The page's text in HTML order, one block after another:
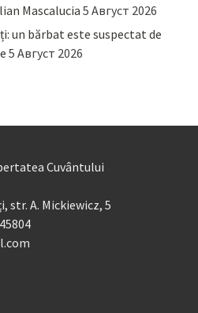
Mascalucia 5 Август 2026
un bărbat este suspectat de
5 Август 2026
Cuvântului
str. A. Mickiewicz, 5